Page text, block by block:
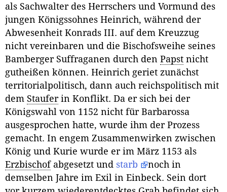
als Sachwalter des Herrschers und Vormund des
jungen Königssohnes Heinrich, während der
Abwesenheit Konrads III. auf dem Kreuzzug
nicht vereinbaren und die Bischofsweihe seines
Bamberger Suffraganen durch den Papst nicht
gutheißen können. Heinrich geriet zunächst
territorialpolitisch, dann auch reichspolitisch mit
dem Stauferin Konflikt. Da er sich bei der
Königswahl von 1152 nicht für Barbarossa
ausgesprochen hatte, wurde ihm der Prozess
gemacht. In engem Zusammenwirken zwischen
König und Kurie wurde er im März 1153 als
Erzbischofabgesetzt und starb
noch in
demselben Jahre im Exil in Einbeck. Sein dort